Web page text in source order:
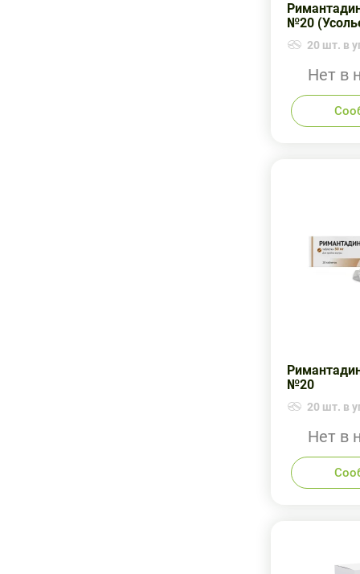
№20
20 шт. в
Нет в
№20
20 шт. в
Нет в